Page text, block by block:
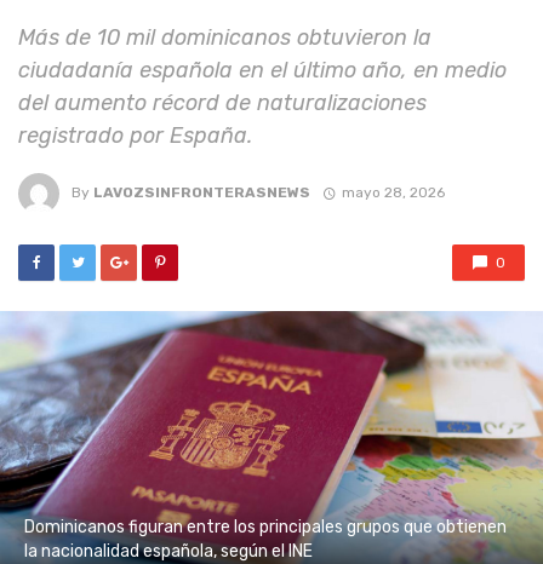
Más de 10 mil dominicanos obtuvieron la
ciudadanía española en el último año, en medio
del aumento récord de naturalizaciones
registrado por España.
By LAVOZSINFRONTERASNEWS mayo 28, 2026
0
Dominicanos figuran entre los principales grupos que obtienen
la nacionalidad española, según el INE